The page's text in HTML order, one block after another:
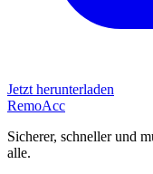
Jetzt herunterladen
RemoAcc
Sicherer, schneller und
alle.